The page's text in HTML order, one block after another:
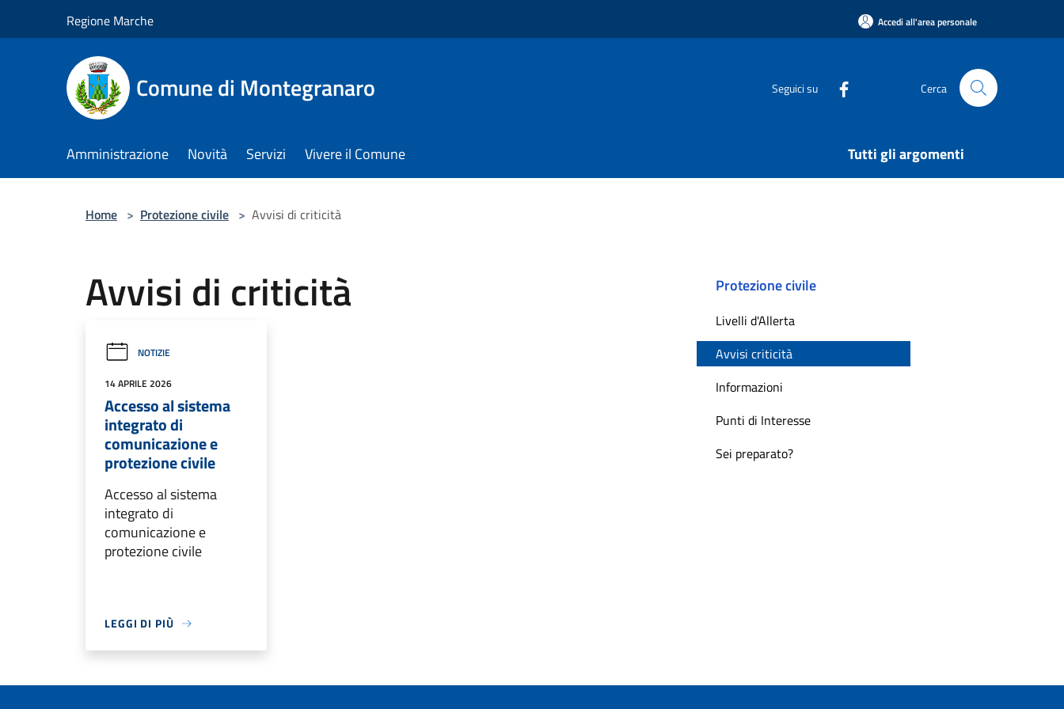
Regione Marche Accedi all'area personale
Comune di Montegranaro Seguici su Cerca
Amministrazione Novità Servizi Vivere il Comune Tutti gli argomenti
Home > Protezione civile > Avvisi di criticità
Avvisi di criticità
NOTIZIE
14 APRILE 2026
Accesso al sistema
integrato di
comunicazione e
protezione civile
Accesso al sistema
integrato di
comunicazione e
protezione civile
LEGGI DI PIÙ
Protezione civile
Livelli d'Allerta
Avvisi criticità
Informazioni
Punti di Interesse
Sei preparato?